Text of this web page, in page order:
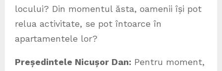
locului? Din momentul ăsta, oamenii își pot
relua activitate, se pot întoarce în
apartamentele lor?
Președintele Nicușor Dan: Pentru moment,